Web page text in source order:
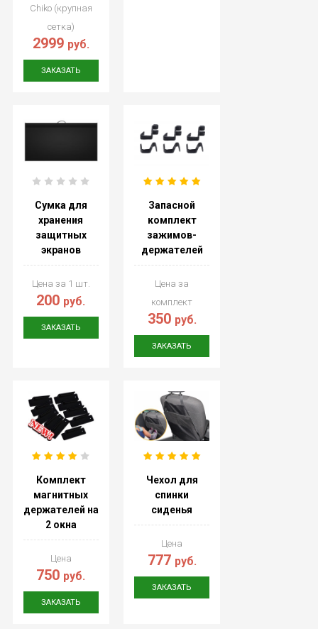
Chiko (крупная
сетка)
2999 руб.
ЗАКАЗАТЬ
Сумка для
хранения
защитных
экранов
Цена за 1 шт.
200 руб.
ЗАКАЗАТЬ
Запасной
комплект
зажимов-
держателей
Цена за
комплект
350 руб.
ЗАКАЗАТЬ
Комплект
магнитных
держателей на
2 окна
Цена
750 руб.
ЗАКАЗАТЬ
Чехол для
спинки
сиденья
Цена
777 руб.
ЗАКАЗАТЬ